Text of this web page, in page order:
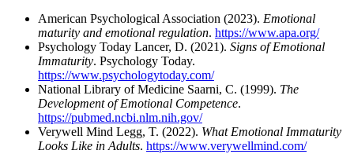
American Psychological Association (2023). Emotional
maturity and emotional regulation. https://www.apa.org/
Psychology Today Lancer, D. (2021). Signs of Emotional
Immaturity. Psychology Today.
https://www.psychologytoday.com/
National Library of Medicine Saarni, C. (1999). The
Development of Emotional Competence.
https://pubmed.ncbi.nlm.nih.gov/
Verywell Mind Legg, T. (2022). What Emotional Immaturity
Looks Like in Adults. https://www.verywellmind.com/